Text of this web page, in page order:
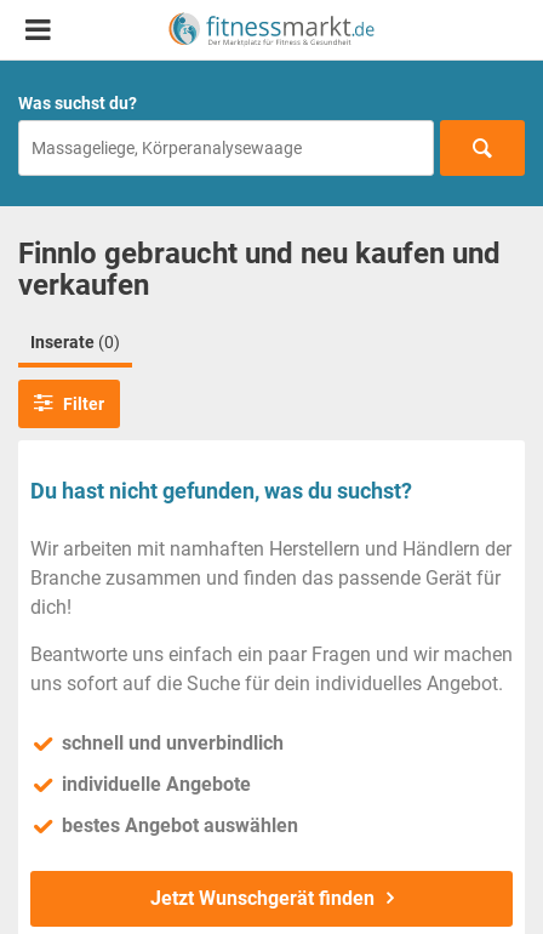
Was suchst du?
Finnlo gebraucht und neu kaufen und
verkaufen
Inserate (0)
Filter
Du hast nicht gefunden, was du suchst?
Wir arbeiten mit namhaften Herstellern und Händlern der
Branche zusammen und finden das passende Gerät für
dich!
Beantworte uns einfach ein paar Fragen und wir machen
uns sofort auf die Suche für dein individuelles Angebot.
schnell und unverbindlich
individuelle Angebote
bestes Angebot auswählen
Jetzt Wunschgerät finden